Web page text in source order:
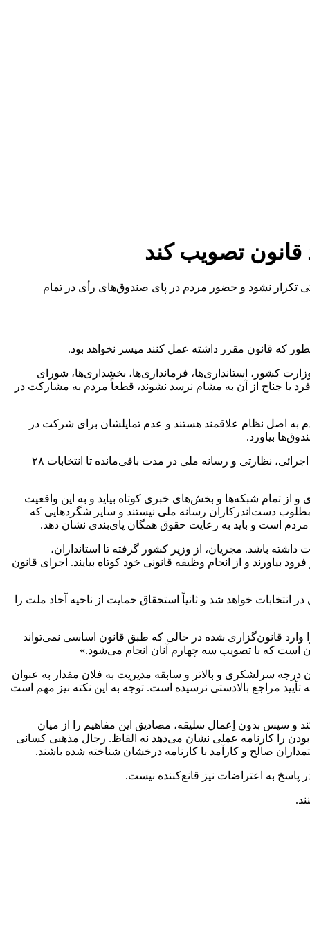
قانون تصویب کند
تکرار نشود و حضور مردم در پای صندوق‌های رأی در تمام
که قانون مقرر داشته عمل کنند میسر نخواهد بود.
کشور، استانداری‌ها، فرمانداری‌ها، بخشداری‌ها، شورای
یا جناح از آن به مشام نرسد نشوند، قطعاً مردم به مشارکت در
به اصل نظام علاقمند هستند و عدم تمایلشان برای شرکت در
بیاورد.
تصحیح عملکردهای قوای سه‌گانه چیزی است که به زمان نیاز دارد و به انتخابات ۱۴۰۰ قد نمی‌دهد ولی تصحیح عملکرد مجموعه‌های سه‌گانه اجرائی، نظارتی و رسانه ملی در مدت باقی‌مانده تا انتخابات ۲۸
از تمام شبکه‌ها و بخش‌های خبری کوتاه بیاید و به این واقعیت
دست‌اندرکاران رسانه ملی نیستند و سایر شگردهایی که
است و باید به رعایت حقوق همگان پای‌بندی نشان دهد.
باشد. مجریان، از وزیر کشور گرفته تا استانداران،
بیاورند و از انجام وظیفه قانونی خود کوتاه بیایند. اجرای قانون
خواهد شد و ثانیاً استحقاق حمایت از ناحیه آحاد ملت را
قانون‌گزاری شده در حالی که طبق قانون اساسی نمی‌تواند
سرلشکری و بالاتر و سابقه مدیریت به فلان مقدار به عنوان
مراجع بالادستی نرسیده است. توجه به این نکته نیز مهم است
سپس بدون اِعمال سلیقه، مصادیق این مفاهیم را از میان
را کارنامه عملی نشان می‌دهد نه الفاظ. رجال مذهبی کسانی
صالح و کارآمد با کارنامه درخشان شناخته شده باشند.
پاسخ به اعتراضات نیز قانع‌کننده نیست.